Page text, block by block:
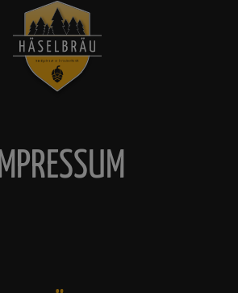
IMPRESSUM